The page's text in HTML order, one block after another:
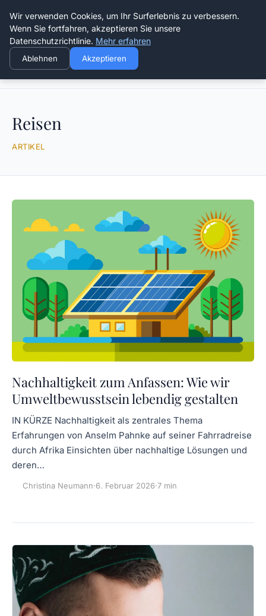
Die Schnitter
Reisen
ARTIKEL
Nachhaltigkeit zum Anfassen: Wie wir
Umweltbewusstsein lebendig gestalten
IN KÜRZE Nachhaltigkeit als zentrales Thema
Erfahrungen von Anselm Pahnke auf seiner Fahrradreise
durch Afrika Einsichten über nachhaltige Lösungen und
deren…
Christina Neumann·6. Februar 2026·7 min
Wir verwenden Cookies, um Ihr Surferlebnis zu verbessern.
Wenn Sie fortfahren, akzeptieren Sie unsere
Datenschutzrichtlinie. Mehr erfahren
Ablehnen Akzeptieren